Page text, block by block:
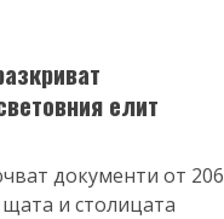
елит
документи от 206
и столицата